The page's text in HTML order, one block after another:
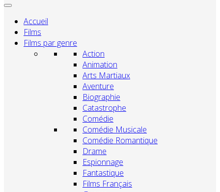
Accueil
Films
Films par genre
Action
Animation
Arts Martiaux
Aventure
Biographie
Catastrophe
Comédie
Comédie Musicale
Comédie Romantique
Drame
Espionnage
Fantastique
Films Français